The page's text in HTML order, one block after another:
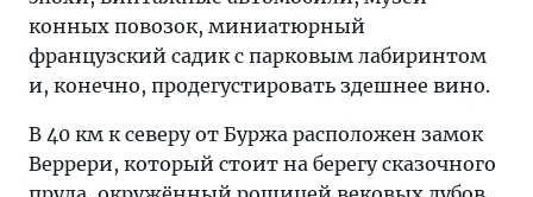
конных повозок, миниатюрный
французский садик с парковым лабиринтом
и, конечно, продегустировать здешнее вино.
В 40 км к северу от Буржа расположен замок
Веррери, который стоит на берегу сказочного